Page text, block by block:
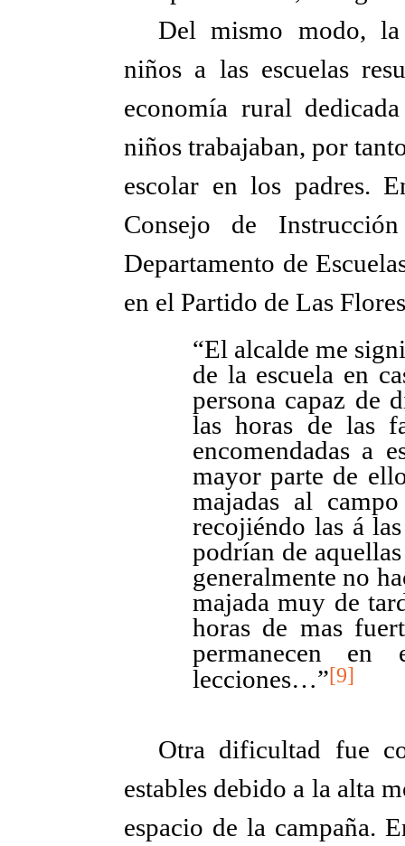
Del mismo modo, la
niños a las escuelas
economía rural
niños trabajaban, por
escolar en los padres.
Consejo de
Departamento de
en el Partido de Las
“El alcalde me
de la escuela en
persona capaz de
las horas de las
encomendadas a
mayor parte de
majadas al
recojiéndo las á
podrían de
generalmente no
majada muy de
horas de mas
permanecen
lecciones…”[9]
Otra dificultad fue
estables debido a la alta
espacio de la campaña.